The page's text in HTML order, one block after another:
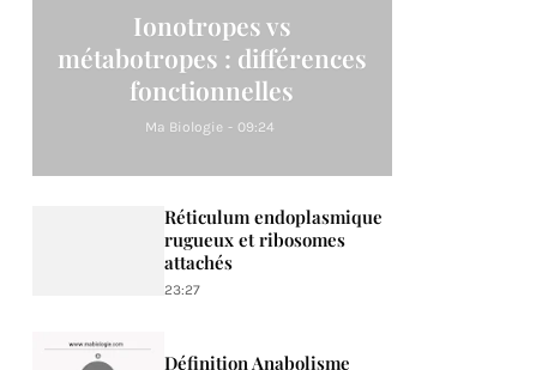
Ionotropes vs
métabotropes : différences
fonctionnelles
Ma Biologie - 09:24
Réticulum endoplasmique
rugueux et ribosomes
attachés
23:27
Définition Anabolisme